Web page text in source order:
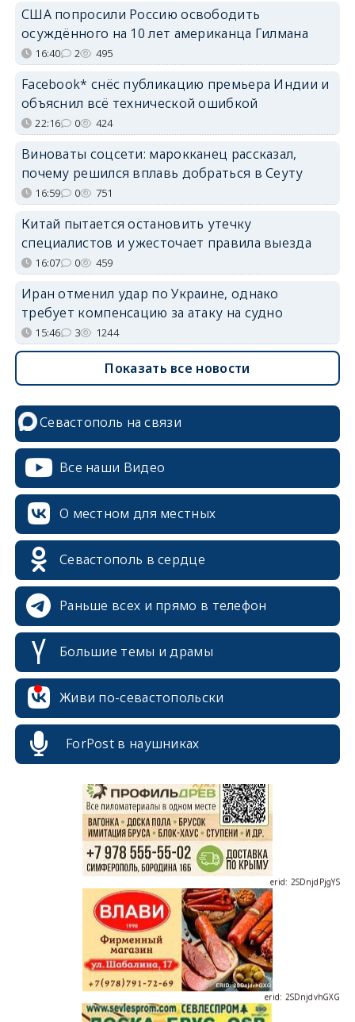
США попросили Россию освободить
осуждённого на 10 лет американца Гилмана
16:40 2 495
Facebook* снёс публикацию премьера Индии и
объяснил всё технической ошибкой
22:16 0 424
Виноваты соцсети: марокканец рассказал,
почему решился вплавь добраться в Сеуту
16:59 0 751
Китай пытается остановить утечку
специалистов и ужесточает правила выезда
16:07 0 459
Иран отменил удар по Украине, однако
требует компенсацию за атаку на судно
15:46 3 1244
Показать все новости
Севастополь на связи
Все наши Видео
О местном для местных
Севастополь в сердце
Раньше всех и прямо в телефон
Большие темы и драмы
Живи по-севастопольски
ForPost в наушниках
erid: 2SDnjcrDNw6
erid: 2SDnjdvhGXG